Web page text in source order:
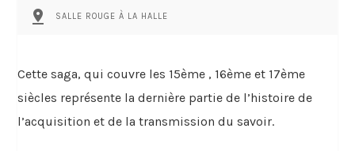
pin_drop SALLE ROUGE À LA HALLE
Cette saga, qui couvre les 15ème , 16ème et 17ème
siècles représente la dernière partie de l’histoire de
l’acquisition et de la transmission du savoir.